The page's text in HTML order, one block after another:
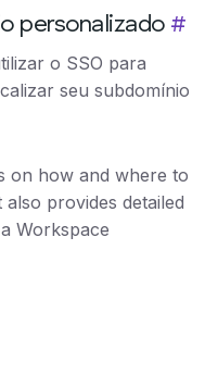
personalizado #
o SSO para
seu subdomínio
on how and where to
provides detailed
Workspace